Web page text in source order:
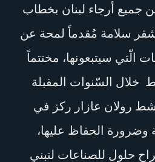
جميع أرجاء لبنان بخطاب
سلامة مُقدماً لمحة عن
الّتي سيتبعونها، مختتماً
السّنوات المقبلة
رولان عازار ركز في
وضرورة الحفاظ عليها،
حلول للصناعات لتبني